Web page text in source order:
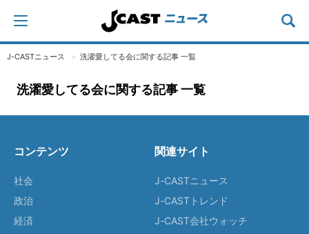
J-CASTニュース 洗濯愛してる会に関する記事 一覧
洗濯愛してる会に関する記事 一覧
コンテンツ
社会
政治
経済
関連サイト
J-CASTニュース
J-CASTトレンド
J-CAST会社ウォッチ